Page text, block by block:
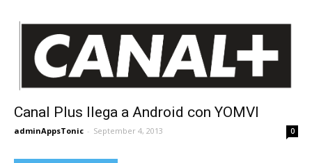
Canal Plus llega a Android con YOMVI
adminAppsTonic - September 4, 2013 0